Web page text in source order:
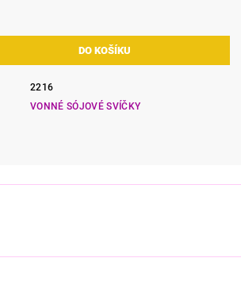
2216
VONNÉ SÓJOVÉ SVÍČKY